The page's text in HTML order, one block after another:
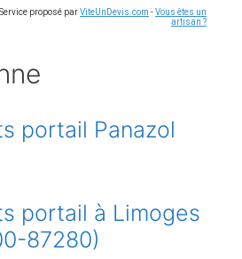
proposé parViteUnDevis.com -Vous êtes un
artisan ?
portail Panazol
portail à Limoges
87280)